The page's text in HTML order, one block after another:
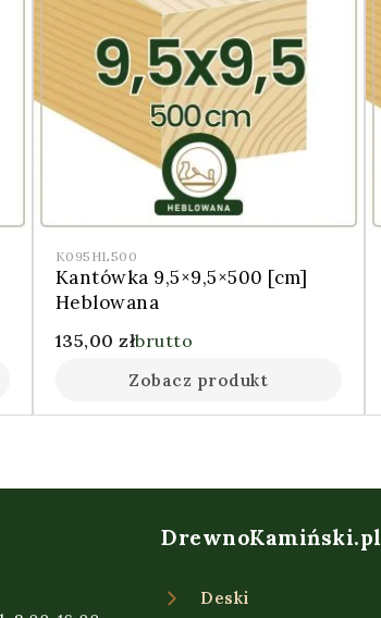
K095HL500
Kantówka 9,5×9,5×500 [cm]
Heblowana
135,00złbrutto
Zobacz produkt
DrewnoKamiński.pl
Deski